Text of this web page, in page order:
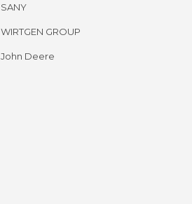
SANY
WIRTGEN GROUP
John Deere